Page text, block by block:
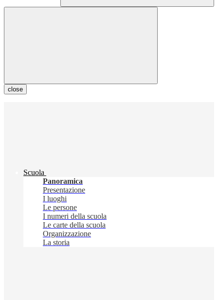
close
Scuola
Panoramica
Presentazione
I luoghi
Le persone
I numeri della scuola
Le carte della scuola
Organizzazione
La storia